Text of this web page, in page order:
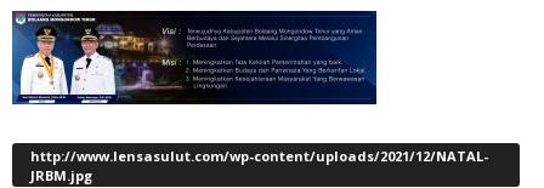
http://www.lensasulut.com/wp-content/uploads/2021/12/NATAL-
JRBM.jpg